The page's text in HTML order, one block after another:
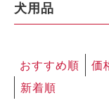
目的別に探
犬用品
おすすめ順 価
新着順